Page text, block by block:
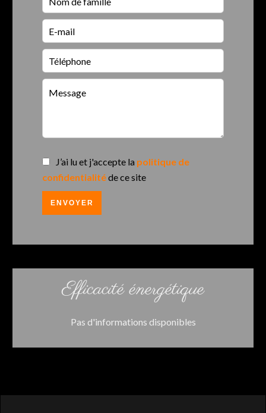
J’ai lu et j'accepte la politique de
confidentialitéde ce site
ENVOYER
Efficacité énergétique
Pas d'informations disponibles